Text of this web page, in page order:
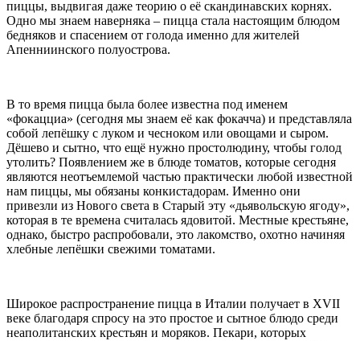
пиццы, выдвигая даже теорию о её скандинавских корнях.
Одно мы знаем наверняка – пицца стала настоящим блюдом
бедняков и спасением от голода именно для жителей
Апенниинского полуострова.
В то время пицца была более известна под именем
«фокацциа» (сегодня мы знаем её как фокачча) и представляла
собой лепёшку с луком и чесноком или овощами и сыром.
Дёшево и сытно, что ещё нужно простолюдину, чтобы голод
утолить? Появлением же в блюде томатов, которые сегодня
являются неотъемлемой частью практически любой известной
нам пиццы, мы обязаны конкистадорам. Именно они
привезли из Нового света в Старый эту «дьявольскую ягоду»,
которая в те времена считалась ядовитой. Местные крестьяне,
однако, быстро распробовали, это лакомство, охотно начиняя
хлебные лепёшки свежими томатами.
Широкое распространение пицца в Италии получает в XVII
веке благодаря спросу на это простое и сытное блюдо среди
неаполитанских крестьян и моряков. Пекари, которых